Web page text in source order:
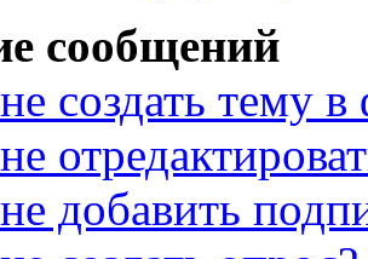
сообщений
создать тему
добавить